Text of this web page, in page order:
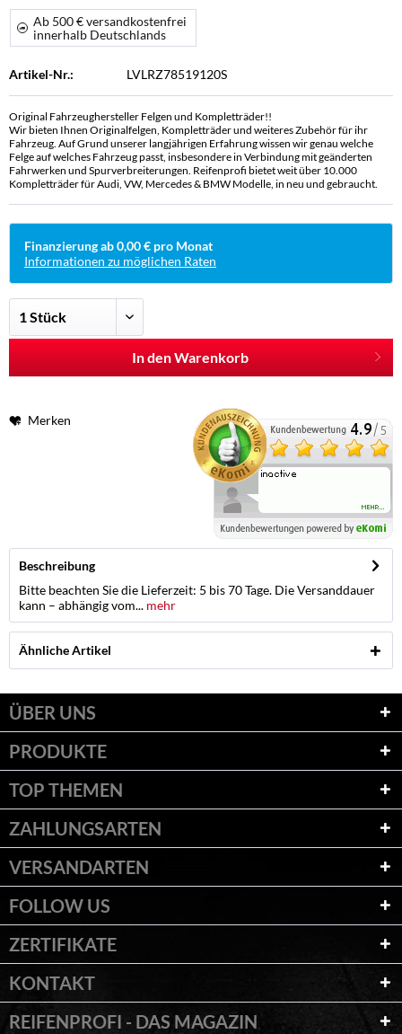
Ab 500 € versandkostenfrei
innerhalb Deutschlands
Artikel-Nr.: LVLRZ78519120S
Original Fahrzeughersteller Felgen und Kompletträder!!
Wir bieten Ihnen Originalfelgen, Kompletträder und weiteres Zubehör für ihr
Fahrzeug. Auf Grund unserer langjährigen Erfahrung wissen wir genau welche
Felge auf welches Fahrzeug passt, insbesondere in Verbindung mit geänderten
Fahrwerken und Spurverbreiterungen. Reifenprofi bietet weit über 10.000
Kompletträder für Audi, VW, Mercedes & BMW Modelle, in neu und gebraucht.
Finanzierung ab 0,00 € pro Monat
Informationen zu möglichen Raten
In den Warenkorb
Merken
Beschreibung
Bitte beachten Sie die Lieferzeit: 5 bis 70 Tage. Die Versanddauer
kann – abhängig vom... mehr
Ähnliche Artikel
ÜBER UNS
PRODUKTE
TOP THEMEN
ZAHLUNGSARTEN
VERSANDARTEN
FOLLOW US
ZERTIFIKATE
KONTAKT
REIFENPROFI - DAS MAGAZIN